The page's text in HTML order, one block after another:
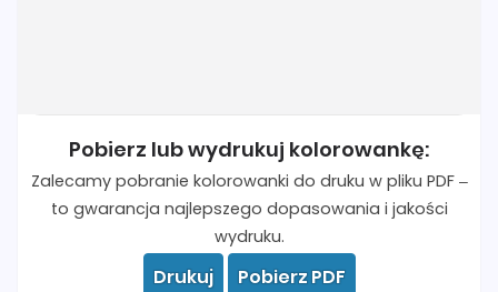
Pobierz lub wydrukuj kolorowankę:
Zalecamy pobranie kolorowanki do druku w pliku PDF –
to gwarancja najlepszego dopasowania i jakości
wydruku.
Drukuj
Pobierz PDF